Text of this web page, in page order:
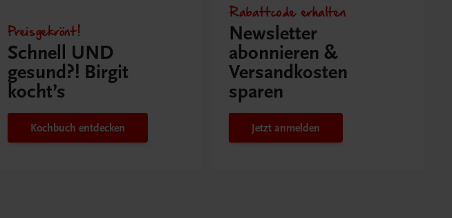
Preisgekrönt!
Schnell UND
gesund?! Birgit
kocht’s
Kochbuch entdecken
Rabattcode erhalten
Newsletter
abonnieren &
Versandkosten
sparen
Jetzt anmelden